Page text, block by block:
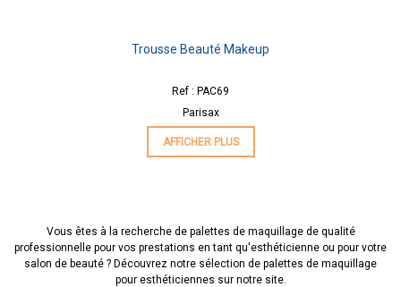
Trousse Beauté Makeup
Ref : PAC69
Parisax
AFFICHER PLUS
Vous êtes à la recherche de palettes de maquillage de qualité
professionnelle pour vos prestations en tant qu'esthéticienne ou pour votre
salon de beauté ? Découvrez notre sélection de palettes de maquillage
pour esthéticiennes sur notre site.